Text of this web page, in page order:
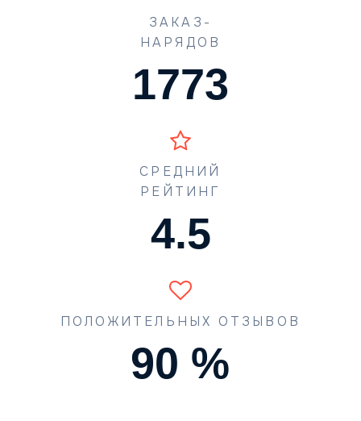
ЗАКАЗ-
НАРЯДОВ
1773
СРЕДНИЙ
РЕЙТИНГ
4.5
ПОЛОЖИТЕЛЬНЫХ ОТЗЫВОВ
90 %